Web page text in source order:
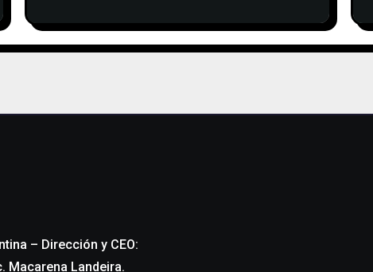
– Dirección y CEO:
Macarena Landeira.